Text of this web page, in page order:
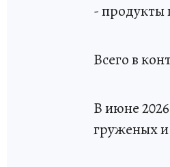
- продукты
Всего в
В июне
груженых